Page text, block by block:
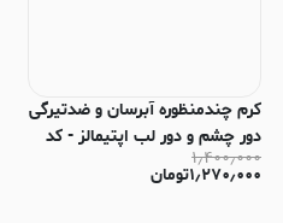
کرم چندمنظوره آبرسان و ضدتیرگی
دور چشم و دور لب اپتیمالز - کد
45291
۱٫۴۰۰٫۰۰۰
۱٫۲۷۰٫۰۰۰تومان